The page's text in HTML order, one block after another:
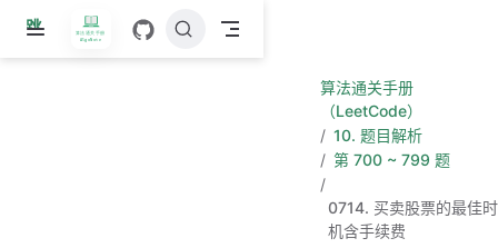
跳
算法通关手册
（LeetCode）
10. 题目解析
第 700 ~ 799 题
0714. 买卖股票的最佳时
机含手续费